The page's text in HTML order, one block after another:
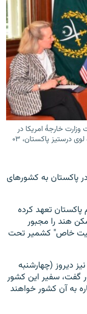
خارجۀ امریکا در
امور آسیای جنوبی و مرکزی با قمر جاوید باجوه لوی درستیز پاکستان، ۰۳
پاکستان به کشورهای
تعهد کرده
هند را مجبور
خاص" کشمیر تحت
دیروز (چهارشنبه
گفت، سفیر این کشور
به آن کشور خواهند